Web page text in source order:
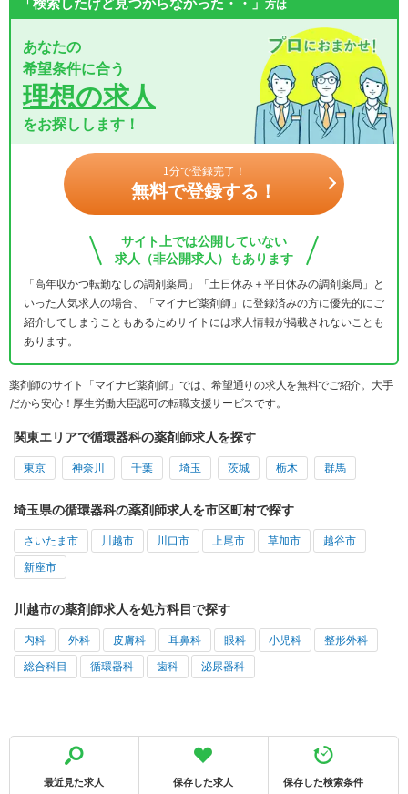
方は
あなたの
希望条件に合う
理想の求人
をお探しします！
1分で登録完了！
無料で登録する！
サイト上では公開していない
求人（非公開求人）もあります
「高年収かつ転勤なしの調剤薬局」「土日休み＋平日休みの調剤薬局」と
いった人気求人の場合、「マイナビ薬剤師」に登録済みの方に優先的にご
紹介してしまうこともあるためサイトには求人情報が掲載されないことも
あります。
薬剤師のサイト「マイナビ薬剤師」では、希望通りの求人を無料でご紹介。大手
だから安心！厚生労働大臣認可の転職支援サービスです。
関東エリアで循環器科の薬剤師求人を探す
東京 神奈川 千葉 埼玉 茨城 栃木 群馬
埼玉県の循環器科の薬剤師求人を市区町村で探す
さいたま市 川越市 川口市 上尾市 草加市 越谷市
新座市
川越市の薬剤師求人を処方科目で探す
内科 外科 皮膚科 耳鼻科 眼科 小児科 整形外科
総合科目 循環器科 歯科 泌尿器科
最近見た求人 保存した求人 保存した検索条件